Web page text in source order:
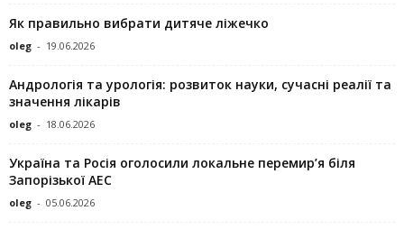
Як правильно вибрати дитяче ліжечко
oleg - 19.06.2026
Андрологія та урологія: розвиток науки, сучасні реалії та
значення лікарів
oleg - 18.06.2026
Україна та Росія оголосили локальне перемир’я біля
Запорізької АЕС
oleg - 05.06.2026